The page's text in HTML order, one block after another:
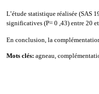
L’étude statistique réalisée (SAS
significatives (P= 0 ,43) entre 20
En conclusion, la
Mots clés: agneau,